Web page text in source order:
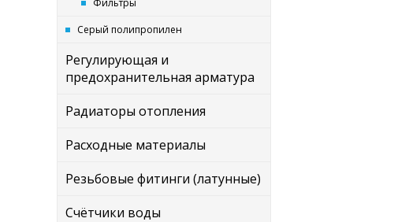
Фильтры
Серый полипропилен
Регулирующая и
предохранительная арматура
Радиаторы отопления
Расходные материалы
Резьбовые фитинги (латунные)
Счётчики воды